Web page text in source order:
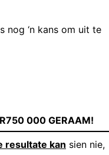
nog ‘n kans om uit te
750 000 GERAAM!
resultate kan sien nie,